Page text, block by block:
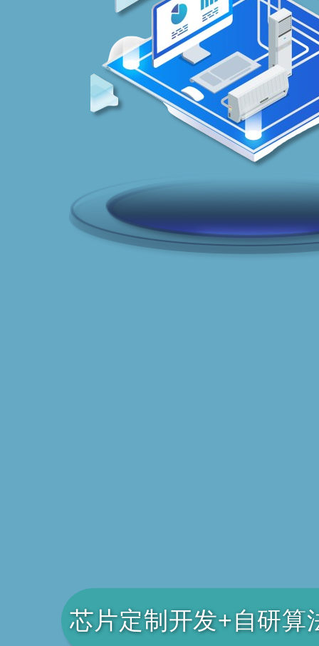
芯片定制开发+自研算